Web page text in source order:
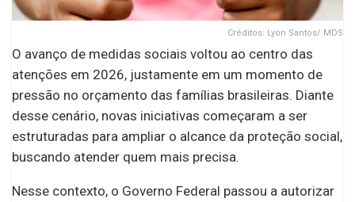
Créditos: Lyon Santos/ MDS
O avanço de medidas sociais voltou ao centro das
atenções em 2026, justamente em um momento de
pressão no orçamento das famílias brasileiras. Diante
desse cenário, novas iniciativas começaram a ser
estruturadas para ampliar o alcance da proteção social,
buscando atender quem mais precisa.
Nesse contexto, o Governo Federal passou a autorizar